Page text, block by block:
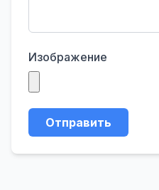
Изображение
Отправить